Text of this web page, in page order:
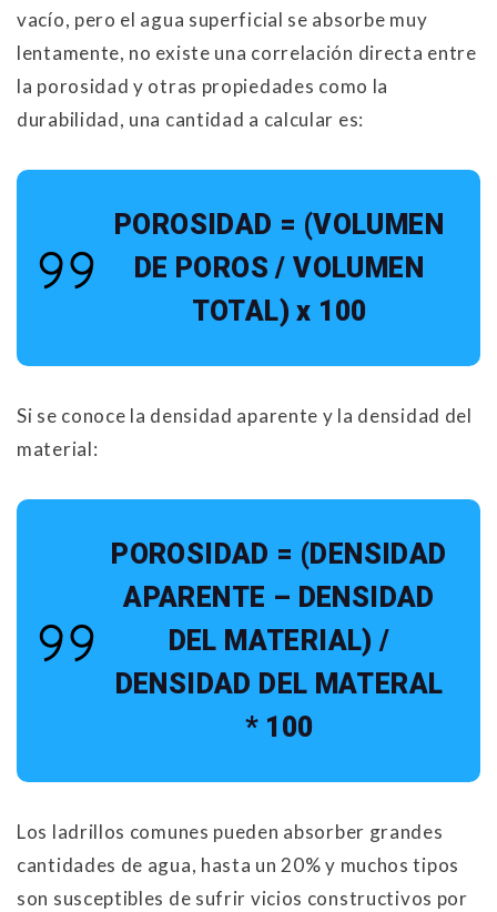
vacío, pero el agua superficial se absorbe muy
lentamente, no existe una correlación directa entre
la porosidad y otras propiedades como la
durabilidad, una cantidad a calcular es:
POROSIDAD = (VOLUMEN
DE POROS / VOLUMEN
TOTAL) x 100
Si se conoce la densidad aparente y la densidad del
material:
POROSIDAD = (DENSIDAD
APARENTE – DENSIDAD
DEL MATERIAL) /
DENSIDAD DEL MATERAL
* 100
Los ladrillos comunes pueden absorber grandes
cantidades de agua, hasta un 20% y muchos tipos
son susceptibles de sufrir vicios constructivos por